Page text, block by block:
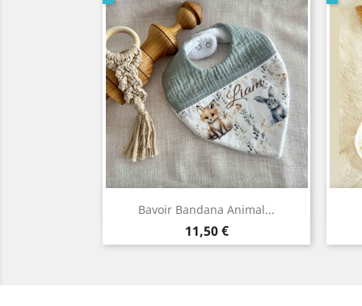
Bavoir Bandana Animal...
Prix
11,50 €
Aperçu rapide